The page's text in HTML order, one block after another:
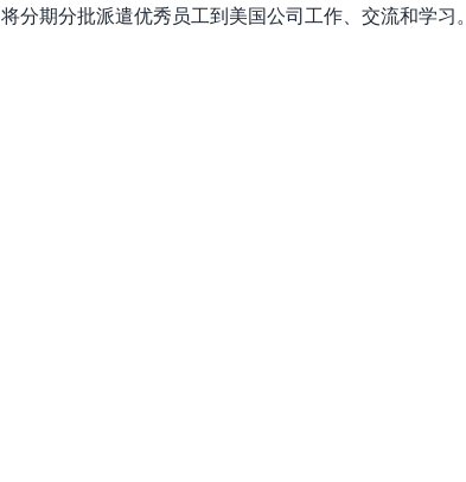
分期分批派遣优秀员工到美国公司工作、交流和学习